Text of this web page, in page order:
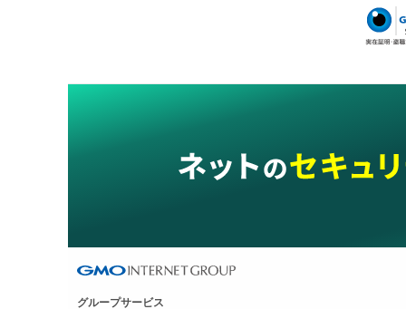
グループサービス